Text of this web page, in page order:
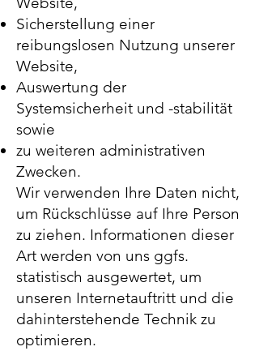
Sicherstellung einer
reibungslosen Nutzung unserer
Website,
Auswertung der
Systemsicherheit und -stabilität
sowie
zu weiteren administrativen
Zwecken.
Wir verwenden Ihre Daten nicht,
um Rückschlüsse auf Ihre Person
zu ziehen. Informationen dieser
Art werden von uns ggfs.
statistisch ausgewertet, um
unseren Internetauftritt und die
dahinterstehende Technik zu
optimieren.